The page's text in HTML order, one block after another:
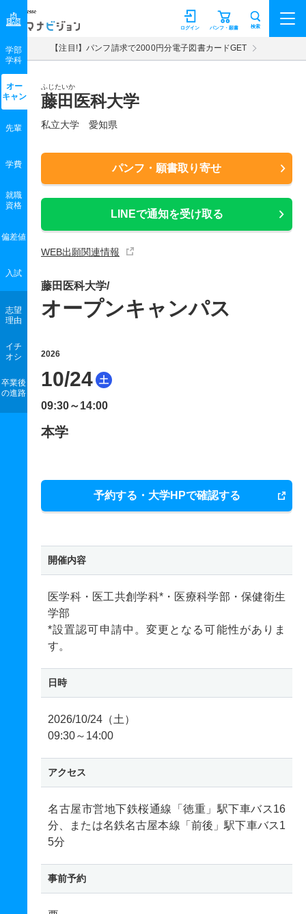
マナビジョン パンフ・願書
ログイン 検索
【注目!】パンフ請求で2000円分電子図書カードGET
ふじたいか
藤田医科大学
私立大学 愛知県
パンフ・願書取り寄せ
LINEで通知を受け取る
WEB出願関連情報
学部
学科
オー
キャン
先輩
学費
就職
資格
偏差値
入試
志望
理由
イチ
オシ
卒業後
の進路
藤田医科大学/
オープンキャンパス
2026
10/24 土
09:30～14:00
本学
予約する・大学HPで確認する
開催内容
医学科・医工共創学科*・医療科学部・保健衛生
学部
*設置認可申請中。変更となる可能性がありま
す。
日時
2026/10/24（土）
09:30～14:00
アクセス
名古屋市営地下鉄桜通線「徳重」駅下車バス16
分、または名鉄名古屋本線「前後」駅下車バス1
5分
事前予約